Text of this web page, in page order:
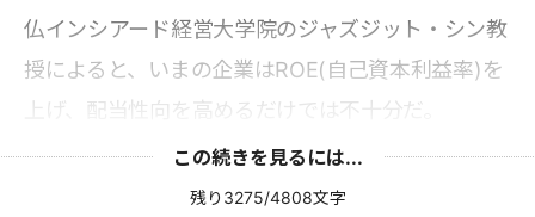
仏インシアード経営大学院のジャズジット・シン教
授によると、いまの企業はROE(自己資本利益率)を
上げ、配当性向を高めるだけでは不十分だ。
この続きを見るには...
残り3275/4808文字